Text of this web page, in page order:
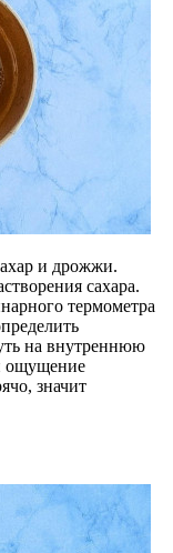
и дрожжи.
сахара.
термометра
на внутреннюю
ощущение
значит